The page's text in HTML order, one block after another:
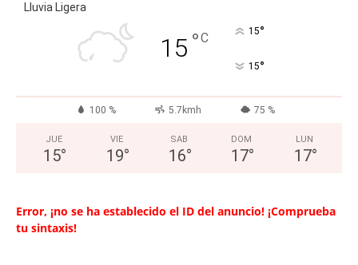
Lluvia Ligera
15 °C 15°
15°
100 % 5.7kmh 75 %
JUE
15°
VIE
19°
SAB
16°
DOM
17°
LUN
17°
Error, ¡no se ha establecido el ID del anuncio! ¡Comprueba
tu sintaxis!